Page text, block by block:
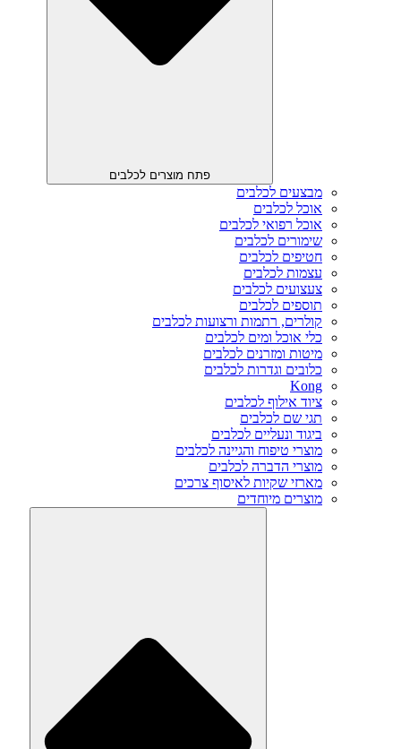
פתח מוצרים לכלבים
מבצעים לכלבים
אוכל לכלבים
אוכל רפואי לכלבים
שימורים לכלבים
חטיפים לכלבים
עצמות לכלבים
צעצועים לכלבים
תוספים לכלבים
קולרים, רתמות ורצועות לכלבים
כלי אוכל ומים לכלבים
מיטות ומזרנים לכלבים
כלובים וגדרות לכלבים
Kong
ציוד אילוף לכלבים
תגי שם לכלבים
ביגוד ונעליים לכלבים
מוצרי טיפוח והגיינה לכלבים
מוצרי הדברה לכלבים
מארזי שקיות לאיסוף צרכים
מוצרים מיוחדים